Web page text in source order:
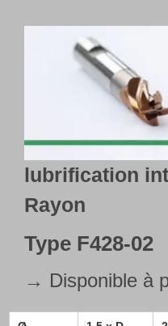
lubrification
Rayon
Type F428-02
→ Disponible à